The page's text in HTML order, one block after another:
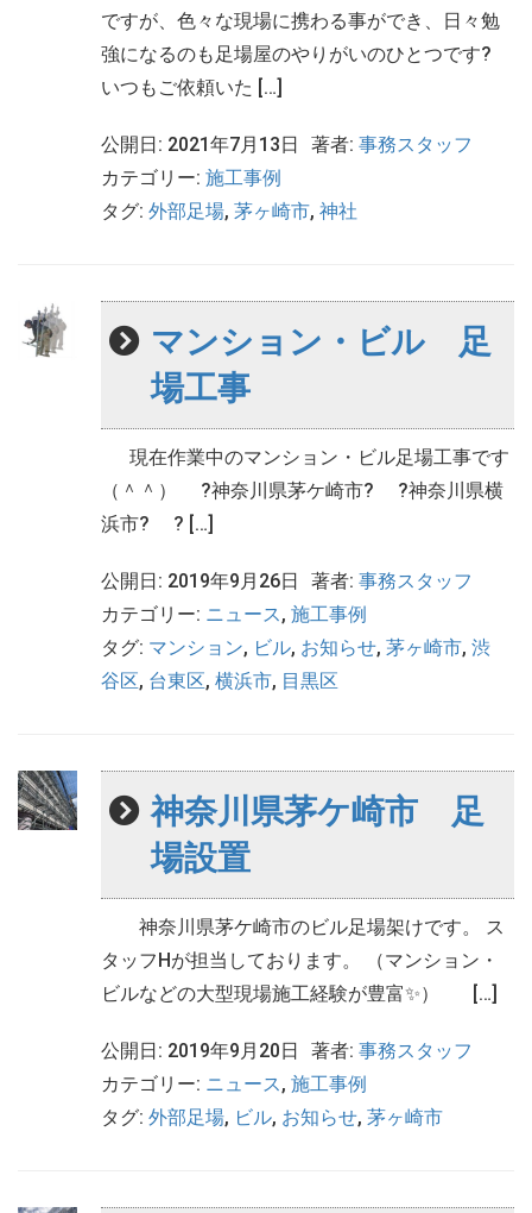
ですが、色々な現場に携わる事ができ、日々勉
強になるのも足場屋のやりがいのひとつです?
いつもご依頼いた […]
公開日: 2021年7月13日 著者: 事務スタッフ
カテゴリー: 施工事例
タグ: 外部足場, 茅ヶ崎市, 神社
マンション・ビル 足
場工事
現在作業中のマンション・ビル足場工事です
（＾＾） ?神奈川県茅ケ崎市? ?神奈川県横
浜市? ? […]
公開日: 2019年9月26日 著者: 事務スタッフ
カテゴリー: ニュース, 施工事例
タグ: マンション, ビル, お知らせ, 茅ヶ崎市, 渋
谷区, 台東区, 横浜市, 目黒区
神奈川県茅ケ崎市 足
場設置
神奈川県茅ケ崎市のビル足場架けです。 ス
タッフHが担当しております。 （マンション・
ビルなどの大型現場施工経験が豊富✨） […]
公開日: 2019年9月20日 著者: 事務スタッフ
カテゴリー: ニュース, 施工事例
タグ: 外部足場, ビル, お知らせ, 茅ヶ崎市